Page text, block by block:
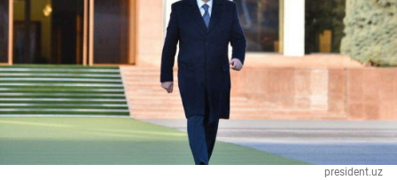
president.uz